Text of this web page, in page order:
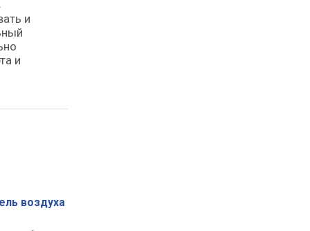
и
и
воздуха